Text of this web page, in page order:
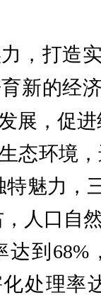
，打造
新的经
展，促
态环境
特魅力，
，人口自
达到 68%
化处理率